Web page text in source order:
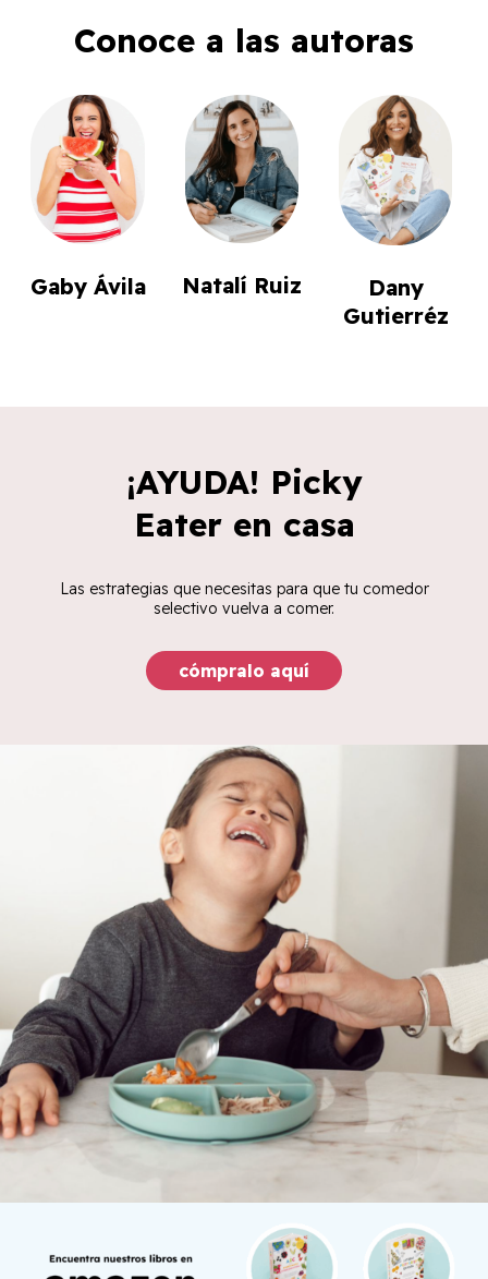
Conoce a las autoras
Gaby Ávila Natalí Ruiz
Dany
Gutierréz
¡AYUDA! Picky
Eater en casa
Las estrategias que necesitas para que tu comedor
selectivo vuelva a comer.
cómpralo aquí